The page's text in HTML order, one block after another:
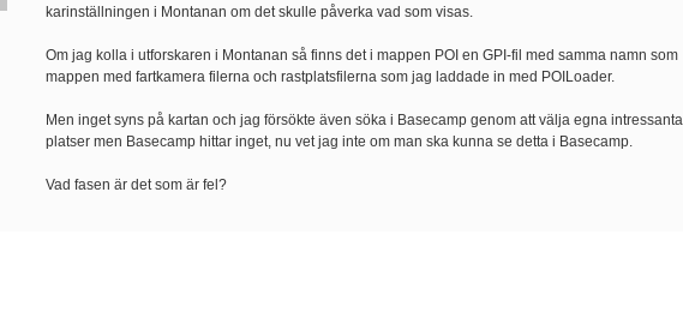
karinställningen i Montanan om det skulle påverka vad som visas.
Om jag kolla i utforskaren i Montanan så finns det i mappen POI en GPI-fil med samma namn som
mappen med fartkamera filerna och rastplatsfilerna som jag laddade in med POILoader.
Men inget syns på kartan och jag försökte även söka i Basecamp genom att välja egna intressanta
platser men Basecamp hittar inget, nu vet jag inte om man ska kunna se detta i Basecamp.
Vad fasen är det som är fel?